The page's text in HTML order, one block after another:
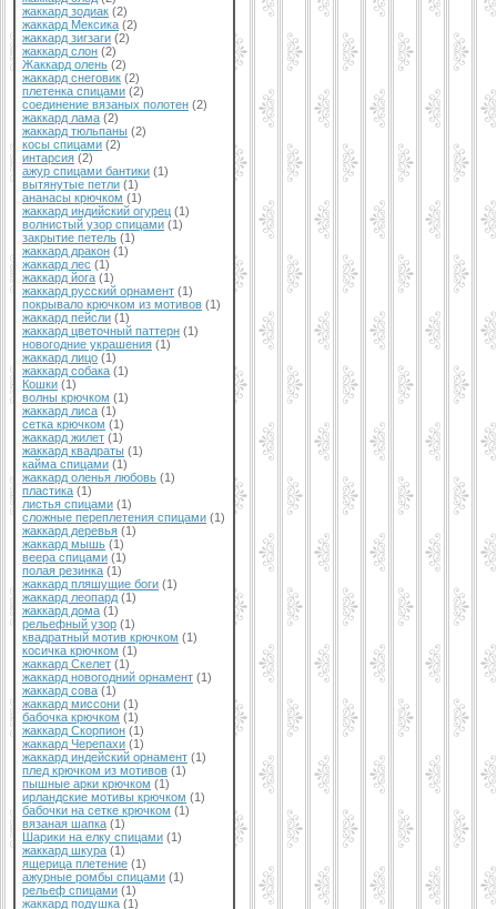
жаккард зодиак (2)
жаккард Мексика (2)
жаккард зигзаги (2)
жаккард слон (2)
Жаккард олень (2)
жаккард снеговик (2)
плетенка спицами (2)
соединение вязаных полотен (2)
жаккард лама (2)
жаккард тюльпаны (2)
косы спицами (2)
интарсия (2)
ажур спицами бантики (1)
вытянутые петли (1)
ананасы крючком (1)
жаккард индийский огурец (1)
волнистый узор спицами (1)
закрытие петель (1)
жаккард дракон (1)
жаккард лес (1)
жаккард йога (1)
жаккард русский орнамент (1)
покрывало крючком из мотивов (1)
жаккард пейсли (1)
жаккард цветочный паттерн (1)
новогодние украшения (1)
жаккард лицо (1)
жаккард собака (1)
Кошки (1)
волны крючком (1)
жаккард лиса (1)
сетка крючком (1)
жаккард жилет (1)
жаккард квадраты (1)
кайма спицами (1)
жаккард оленья любовь (1)
пластика (1)
листья спицами (1)
сложные переплетения спицами (1)
жаккард деревья (1)
жаккард мышь (1)
веера спицами (1)
полая резинка (1)
жаккард пляшущие боги (1)
жаккард леопард (1)
жаккард дома (1)
рельефный узор (1)
квадратный мотив крючком (1)
косичка крючком (1)
жаккард Скелет (1)
жаккард новогодний орнамент (1)
жаккард сова (1)
жаккард миссони (1)
бабочка крючком (1)
жаккард Скорпион (1)
жаккард Черепахи (1)
жаккард индейский орнамент (1)
плед крючком из мотивов (1)
пышные арки крючком (1)
ирландские мотивы крючком (1)
бабочки на сетке крючком (1)
вязаная шапка (1)
Шарики на елку спицами (1)
жаккард шкура (1)
ящерица плетение (1)
ажурные ромбы спицами (1)
рельеф спицами (1)
жаккард подушка (1)